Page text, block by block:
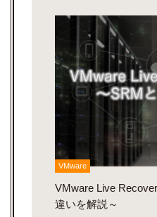
VMware
VMware Live
違いを解説～